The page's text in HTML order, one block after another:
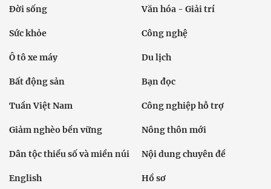
Đời sống Văn hóa - Giải trí
Sức khỏe Công nghệ
Ô tô xe máy Du lịch
Bất động sản Bạn đọc
Tuần Việt Nam Công nghiệp hỗ trợ
Giảm nghèo bền vững Nông thôn mới
Dân tộc thiểu số và miền núi Nội dung chuyên đề
English Hồ sơ